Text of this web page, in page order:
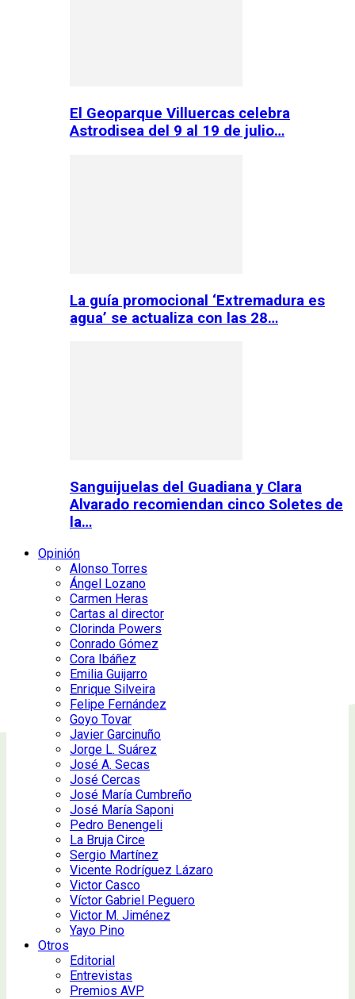
El Geoparque Villuercas celebra
Astrodisea del 9 al 19 de julio…
La guía promocional ‘Extremadura es
agua’ se actualiza con las 28…
Sanguijuelas del Guadiana y Clara
Alvarado recomiendan cinco Soletes de
la…
Opinión
Alonso Torres
Ángel Lozano
Carmen Heras
Cartas al director
Clorinda Powers
Conrado Gómez
Cora Ibáñez
Emilia Guijarro
Enrique Silveira
Felipe Fernández
Goyo Tovar
Javier Garcinuño
Jorge L. Suárez
José A. Secas
José Cercas
José María Cumbreño
José María Saponi
Pedro Benengeli
La Bruja Circe
Sergio Martínez
Vicente Rodríguez Lázaro
Victor Casco
Víctor Gabriel Peguero
Victor M. Jiménez
Yayo Pino
Otros
Editorial
Entrevistas
Premios AVP